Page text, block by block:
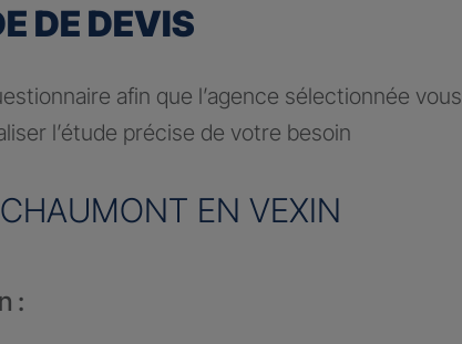
DE DEVIS
afin que l’agence sélectionnée vous
l’étude précise de votre besoin
EN VEXIN
: